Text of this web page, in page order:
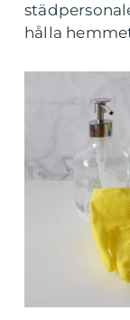
hålla